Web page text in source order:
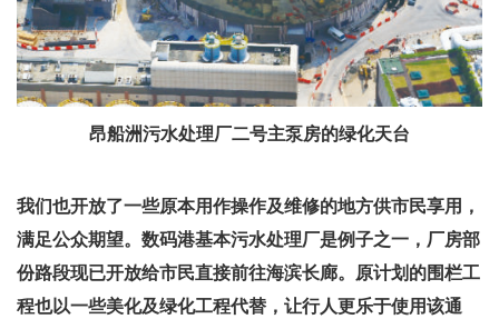
昂船洲污水处理厂二号主泵房的绿化天台
我们也开放了一些原本用作操作及维修的地方供市民享用，
满足公众期望。数码港基本污水处理厂是例子之一，厂房部
份路段现已开放给市民直接前往海滨长廊。原计划的围栏工
程也以一些美化及绿化工程代替，让行人更乐于使用该通